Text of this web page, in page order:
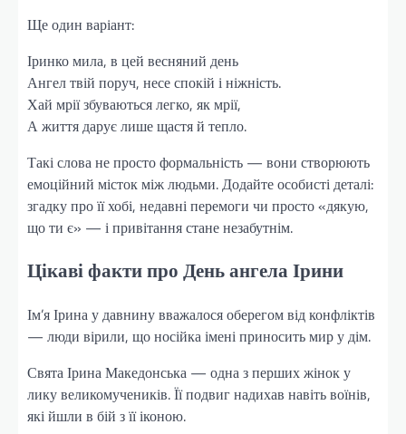
Ще один варіант:
Іринко мила, в цей весняний день
Ангел твій поруч, несе спокій і ніжність.
Хай мрії збуваються легко, як мрії,
А життя дарує лише щастя й тепло.
Такі слова не просто формальність — вони створюють
емоційний місток між людьми. Додайте особисті деталі:
згадку про її хобі, недавні перемоги чи просто «дякую,
що ти є» — і привітання стане незабутнім.
Цікаві факти про День ангела Ірини
Ім’я Ірина у давнину вважалося оберегом від конфліктів
— люди вірили, що носійка імені приносить мир у дім.
Свята Ірина Македонська — одна з перших жінок у
лику великомучеників. Її подвиг надихав навіть воїнів,
які йшли в бій з її іконою.